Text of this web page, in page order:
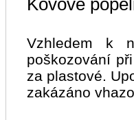
Kovové
Vzhledem k
poškozování
za plastové.
zakázáno